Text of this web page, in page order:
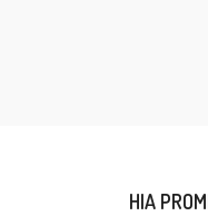
HIA